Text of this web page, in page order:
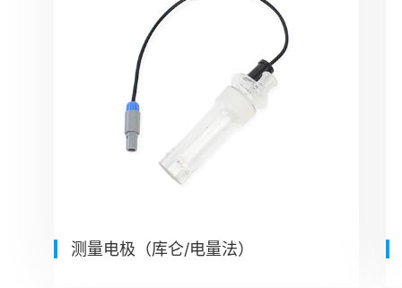
测量电极（库仑/电量法）